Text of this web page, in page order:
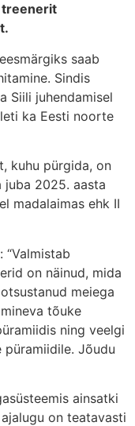
treenerit
saab
Sindis
Siili juhendamisel
ka Eesti noorte
kuhu pürgida, on
juba 2025. aasta
madalaimas ehk II
: “Valmistab
on näinud, mida
meiega
tõuke
ning veelgi
püramiidile. Jõudu
ainsatki
on teatavasti